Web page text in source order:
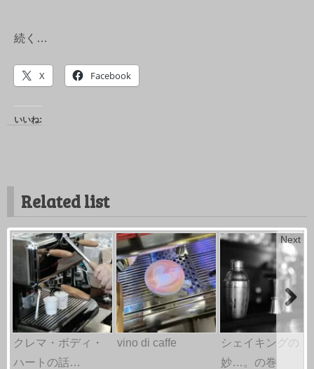
続く…
X Facebook
いいね:
Related list
クレマ・ボディ・
ハートの話…
vino di caffe
シェイキングの
妙…。の巻
Next